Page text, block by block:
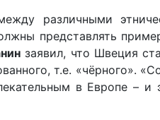
различными
представлять
заявил, что Швеция
т.е. «чёрного».
в Европе – и